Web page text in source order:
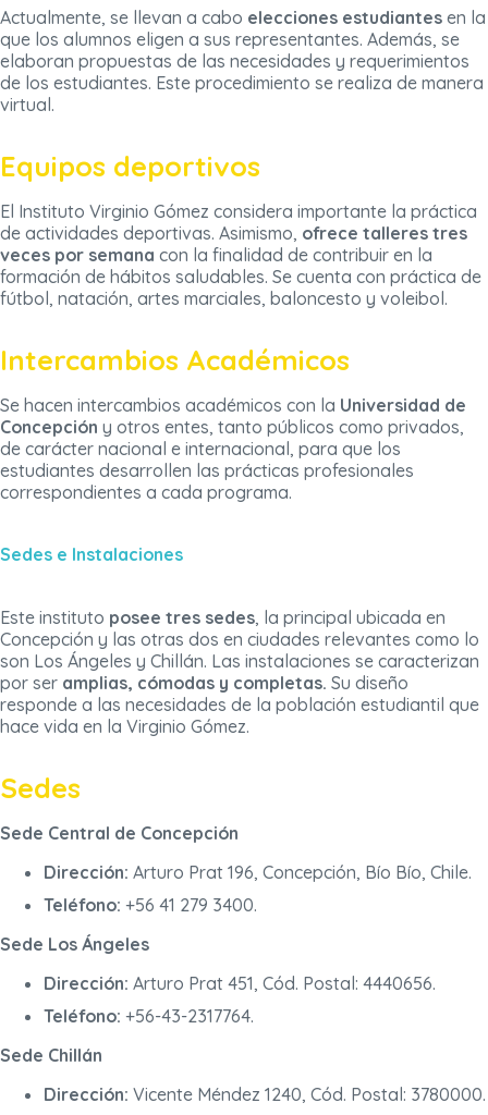
Actualmente, se llevan a cabo elecciones estudiantes en la
que los alumnos eligen a sus representantes. Además, se
elaboran propuestas de las necesidades y requerimientos
de los estudiantes. Este procedimiento se realiza de manera
virtual.
Equipos deportivos
El Instituto Virginio Gómez considera importante la práctica
de actividades deportivas. Asimismo, ofrece talleres tres
veces por semana con la finalidad de contribuir en la
formación de hábitos saludables. Se cuenta con práctica de
fútbol, natación, artes marciales, baloncesto y voleibol.
Intercambios Académicos
Se hacen intercambios académicos con la Universidad de
Concepción y otros entes, tanto públicos como privados,
de carácter nacional e internacional, para que los
estudiantes desarrollen las prácticas profesionales
correspondientes a cada programa.
Sedes e Instalaciones
Este instituto posee tres sedes, la principal ubicada en
Concepción y las otras dos en ciudades relevantes como lo
son Los Ángeles y Chillán. Las instalaciones se caracterizan
por ser amplias, cómodas y completas. Su diseño
responde a las necesidades de la población estudiantil que
hace vida en la Virginio Gómez.
Sedes
Sede Central de Concepción
Dirección: Arturo Prat 196, Concepción, Bío Bío, Chile.
Teléfono: +56 41 279 3400.
Sede Los Ángeles
Dirección: Arturo Prat 451, Cód. Postal: 4440656.
Teléfono: +56-43-2317764.
Sede Chillán
Dirección: Vicente Méndez 1240, Cód. Postal: 3780000.